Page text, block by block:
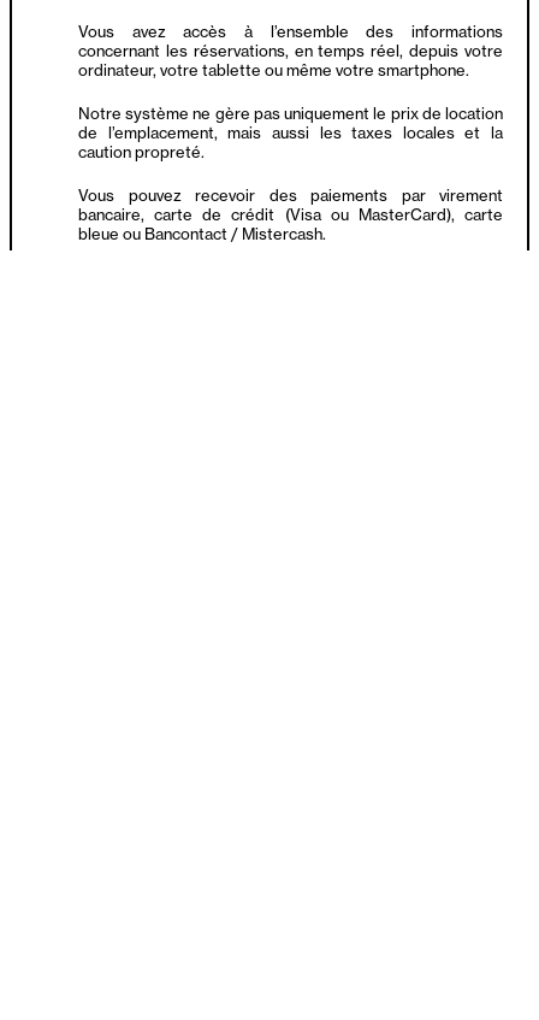
Vous avez accès à l’ensemble des informations
concernant les réservations, en temps réel, depuis votre
ordinateur, votre tablette ou même votre smartphone.
Notre système ne gère pas uniquement le prix de location
de l’emplacement, mais aussi les taxes locales et la
caution propreté.
Vous pouvez recevoir des paiements par virement
bancaire, carte de crédit (Visa ou MasterCard), carte
bleue ou Bancontact / Mistercash.